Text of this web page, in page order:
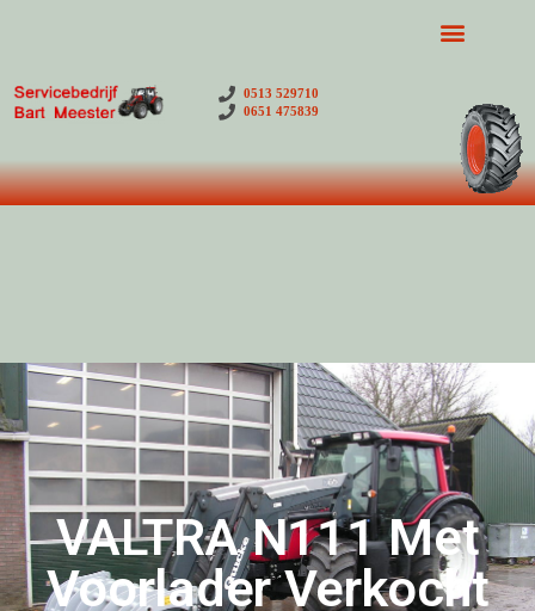
0513 529710
0651 475839
VALTRA N111 Met
Voorlader Verkocht